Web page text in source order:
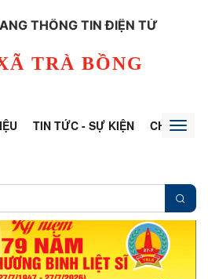
THÔNG TIN ĐIỆN TỬ
TRÀ BỒNG
TIN TỨC - SỰ KIỆN CHUYÊN